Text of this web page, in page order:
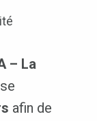
– La
afin de